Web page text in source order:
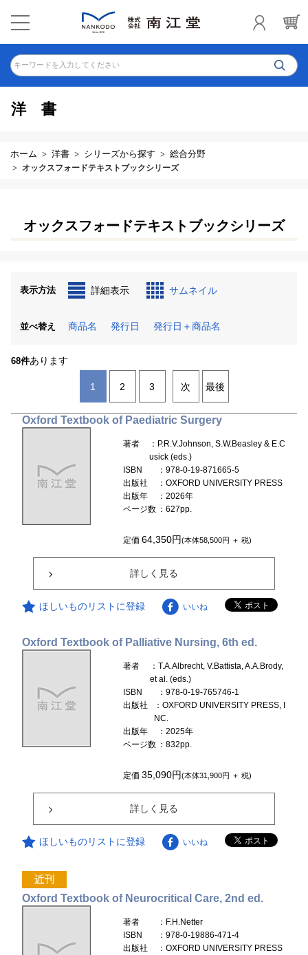
キーワードを入力してください
洋書
ホーム 洋書 シリーズから探す 総合分野
オックスフォードテキストブックシリーズ
オックスフォードテキストブックシリーズ
表示方法 詳細表示 サムネイル
並べ替え 商品名 発行日 発行日＋商品名
68件あります
1 2 3 次 最後
Oxford Textbook of Paediatric Surgery
著者
：P.R.V.Johnson, S.W.Beasley & E.C
usick (eds.)
ISBN
：978-0-19-871665-5
出版社
：OXFORD UNIVERSITY PRESS
出版年
：2026年
ページ数 ：627pp.
定価64,350円(本体58,500円 ＋ 税)
詳しく見る
ほしいものリストに登録 いいね
Oxford Textbook of Palliative Nursing, 6th ed.
著者
：T.A.Albrecht, V.Battista, A.A.Brody,
et al. (eds.)
ISBN
：978-0-19-765746-1
出版社
：OXFORD UNIVERSITY PRESS, I
NC.
出版年
：2025年
ページ数 ：832pp.
定価35,090円(本体31,900円 ＋ 税)
詳しく見る
ほしいものリストに登録 いいね
Oxford Textbook of Neurocritical Care, 2nd ed.
著者
：F.H.Netter
ISBN
：978-0-19886-471-4
出版社
：OXFORD UNIVERSITY PRESS